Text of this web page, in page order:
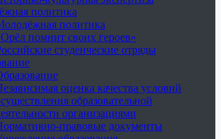
политика
политика
помнит своих героев»
студенческие отряды
оценка качества условий
образовательной
организациями
правовые документы